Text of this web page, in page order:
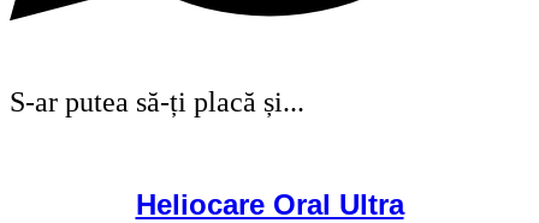
S-ar putea să-ți placă și...
Heliocare Oral Ultra